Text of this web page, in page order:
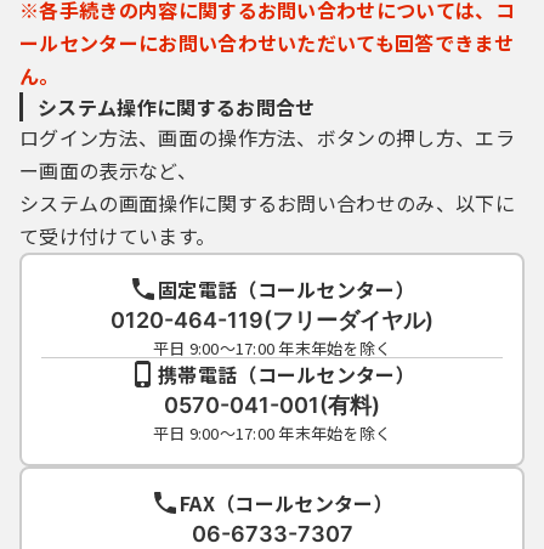
られないように管理してください。
（２）他者からのパスワード等の照会には応
（３）利用者ＩＤ及びパスワードは、再発行
しません。なお、利用者ＩＤ及びパスワード
を紛失し、盗難に遭い、又は不正使用された
ことが分かったときは、速やかに問い合わせ
先に連絡し、その指示に従ってください。
（４）利用者ＩＤ及びパスワードについて
は、特に有効期限は設けないものとします
が、利用者ＩＤ及びパスワードの利用が３年
間行われない場合は、構成団体の職権におい
て抹消することができるものとします。
（５）構成団体は、利用者ＩＤ及びパスワー
ド又は整理番号及びパスワード（申請データ
用）を使用して行われた手続については、本
５ 電子証明書の取得・管理
※各手続きの内容に関するお問い合わせについては、コ
ールセンターにお問い合わせいただいても回答できませ
ん。
システム操作に関するお問合せ
ログイン方法、画面の操作方法、ボタンの押し方、エラ
ー画面の表示など、
システムの画面操作に関するお問い合わせのみ、以下に
て受け付けています。
固定電話（コールセンター）
0120-464-119(フリーダイヤル)
平日 9:00～17:00 年末年始を除く
携帯電話（コールセンター）
0570-041-001(有料)
平日 9:00～17:00 年末年始を除く
FAX（コールセンター）
06-6733-7307